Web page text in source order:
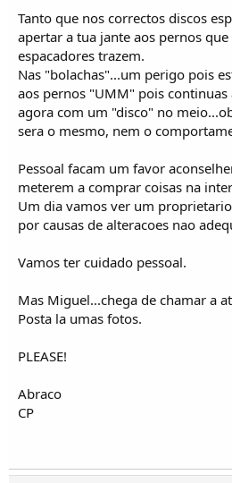
Tanto que nos correctos discos
apertar a tua jante aos pernos que
espacadores trazem.
Nas "bolachas"...um perigo pois
aos pernos "UMM" pois continuas
agora com um "disco" no
sera o mesmo, nem o
Pessoal facam um favor
meterem a comprar coisas na
Um dia vamos ver um
por causas de alteracoes nao
Vamos ter cuidado pessoal.
Mas Miguel...chega de chamar a
Posta la umas fotos.
PLEASE!
Abraco
CP